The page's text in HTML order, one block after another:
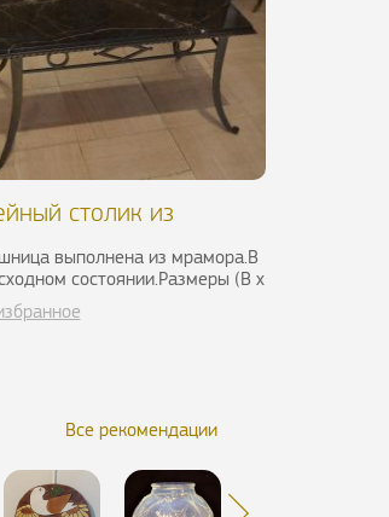
столик из
выполнена из мрамора.В
состоянии.Размеры (В х
51,5 см х 102 см х 53 ...
Все рекомендации